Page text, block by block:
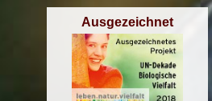
Ausgezeichnet